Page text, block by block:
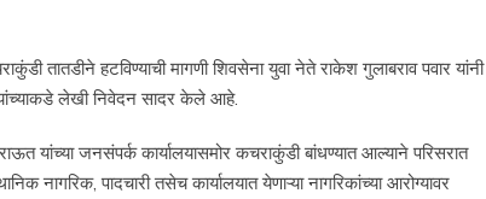
तातडीने हटविण्याची मागणी शिवसेना युवा नेते राकेश गुलाबराव पवार यांनी
यांच्याकडे लेखी निवेदन सादर केले आहे.
यांच्या जनसंपर्क कार्यालयासमोर कचराकुंडी बांधण्यात आल्याने परिसरात
नागरिक, पादचारी तसेच कार्यालयात येणाऱ्या नागरिकांच्या आरोग्यावर